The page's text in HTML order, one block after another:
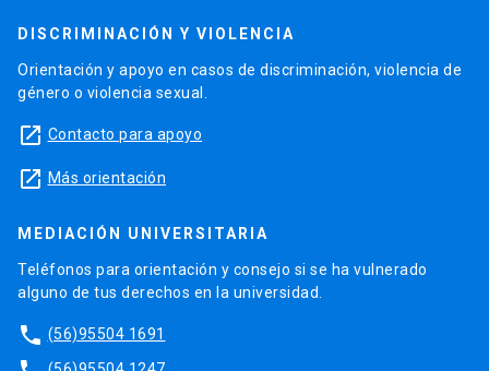
DISCRIMINACIÓN Y VIOLENCIA
Orientación y apoyo en casos de discriminación, violencia de
género o violencia sexual.
launch Contacto para apoyo
launch Más orientación
MEDIACIÓN UNIVERSITARIA
Teléfonos para orientación y consejo si se ha vulnerado
alguno de tus derechos en la universidad.
phone (56)95504 1691